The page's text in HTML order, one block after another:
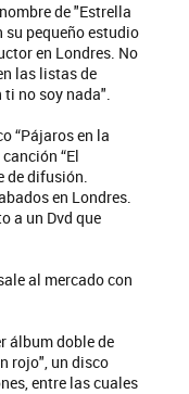
de "Estrella
su pequeño estudio
en Londres. No
las listas de
ti no soy nada".
“Pájaros en la
“El
de difusión.
en Londres.
a un Dvd que
al mercado con
álbum doble de
rojo", un disco
entre las cuales